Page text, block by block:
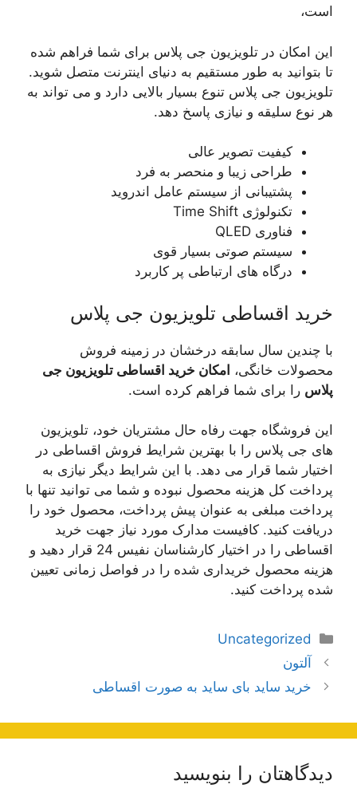
است،
این امکان در تلویزیون جی پلاس برای شما فراهم شده
تا بتوانید به طور مستقیم به دنیای اینترنت متصل شوید.
تلویزیون جی پلاس تنوع بسیار بالایی دارد و می تواند به
هر نوع سلیقه و نیازی پاسخ دهد.
کیفیت تصویر عالی
طراحی زیبا و منحصر به فرد
پشتیبانی از سیستم عامل اندروید
تکنولوژی Time Shift
فناوری QLED
سیستم صوتی بسیار قوی
درگاه های ارتباطی‌ پر کاربرد
خرید اقساطی تلویزیون جی پلاس
با چندین سال سابقه درخشان در زمینه فروش
محصولات خانگی، امکان خرید اقساطی تلویزیون جی
پلاس را برای شما فراهم کرده است.
این فروشگاه جهت رفاه حال مشتریان خود، تلویزیون
های جی پلاس را با بهترین شرایط فروش اقساطی در
اختیار شما قرار می دهد. با این شرایط دیگر نیازی به
پرداخت کل هزینه محصول نبوده و شما می توانید تنها با
پرداخت مبلغی به عنوان پیش پرداخت، محصول خود را
دریافت کنید. کافیست مدارک مورد نیاز جهت خرید
اقساطی را در اختیار کارشناسان نفیس 24 قرار دهید و
هزینه محصول خریداری شده را در فواصل زمانی تعیین
شده پرداخت کنید.
دسته‌ها
Uncategorized
ناوبری
نوشته‌ها
آلتون
خرید ساید بای ساید به صورت اقساطی
دیدگاهتان را بنویسید